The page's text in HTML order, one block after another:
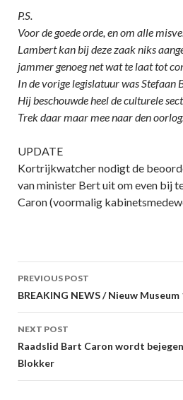
P.S.
Voor de goede orde, en om alle
Lambert kan bij deze zaak niks
jammer genoeg net wat te laat tot
In de vorige legislatuur was Stefaan
Hij beschouwde heel de culturele
Trek daar maar mee naar den
UPDATE
Kortrijkwatcher nodigt de
van minister Bert uit om even bij
Caron (voormalig
Post
navigation
PREVIOUS POST
BREAKING NEWS / Nieuw
NEXT POST
Raadslid Bart Caron wordt
Blokker